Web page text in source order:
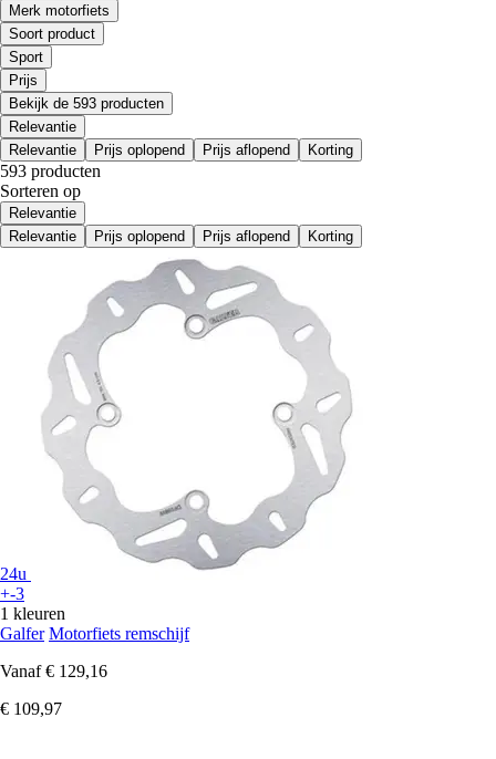
Merk motorfiets
Soort product
Sport
Prijs
Bekijk de 593 producten
Relevantie
Relevantie
Prijs oplopend Prijs aflopend Korting
593 producten
Sorteren op
Relevantie
Relevantie
Prijs oplopend Prijs aflopend Korting
24u
+-3
1 kleuren
Galfer Motorfiets remschijf
Vanaf € 129,16
€ 109,97